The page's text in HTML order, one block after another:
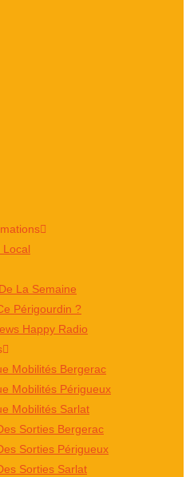
Local
La Semaine
Périgourdin ?
Happy Radio
Mobilités Bergerac
Mobilités Périgueux
Mobilités Sarlat
Sorties Bergerac
Sorties Périgueux
Sorties Sarlat